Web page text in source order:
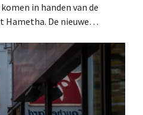
in handen van de
Hametha. De nieuwe